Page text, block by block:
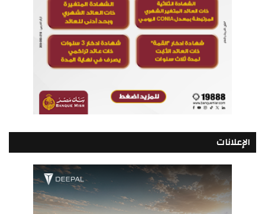
الإعلانات